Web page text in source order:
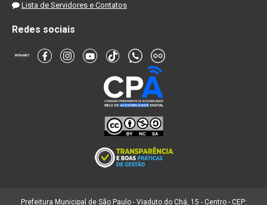
Lista de Servidores e Contatos
Redes sociais
Prefeitura Municipal de São Paulo - Viaduto do Chá, 15 - Centro - CEP: